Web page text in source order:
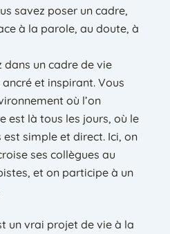
savez poser un cadre,
à la parole, au doute, à
un cadre de vie
et inspirant. Vous
où l’on
est là tous les jours, où le
est simple et direct. Ici, on
ses collègues au
et on participe à un
un vrai projet de vie à la